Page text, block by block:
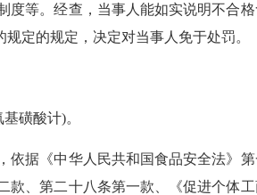
度等。经查，当事人能如实说明不合
规定的规定，决定对当事人免于处罚。
基磺酸计)。
依据《中华人民共和国食品安全法》第
款、第二十八条第一款、《促进个体